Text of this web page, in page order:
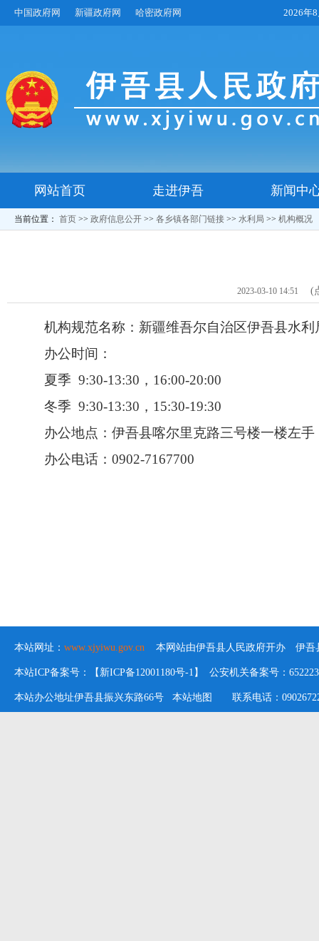
中国政府网 新疆政府网 哈密政府网 2026年
网站首页 走进伊吾 新闻中
当前位置： 首页 >> 政府信息公开 >> 各乡镇各部门链接 >> 水利局 >> 机构概况
2023-03-10 14:51 (
机构规范名称：新疆维吾尔自治区伊吾县水利
办公时间：
夏季9:30-13:30，16:00-20:00
冬季9:30-13:30，15:30-19:30
办公地点：伊吾县喀尔里克路三号楼一楼左手
办公电话：0902-7167700
本站网址： www.xjyiwu.gov.cn 本网站由伊吾县人民政府开办 伊吾
本站ICP备案号：【新ICP备12001180号-1】 公安机关备案号：
本站办公地址伊吾县振兴东路66号 本站地图 联系电话：